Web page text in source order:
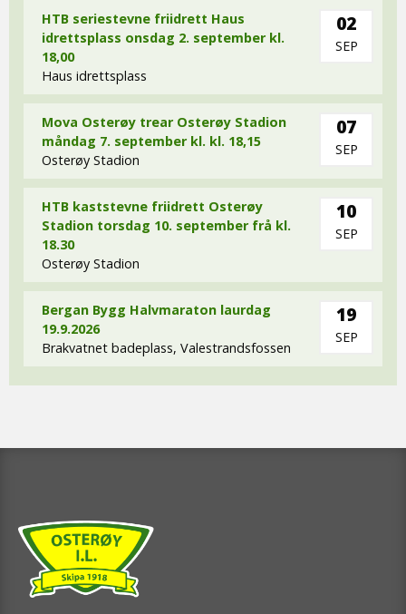
HTB seriestevne friidrett Haus
idrettsplass onsdag 2. september kl.
18,00
Haus idrettsplass
02
SEP
Mova Osterøy trear Osterøy Stadion
måndag 7. september kl. kl. 18,15
Osterøy Stadion
07
SEP
HTB kaststevne friidrett Osterøy
Stadion torsdag 10. september frå kl.
18.30
Osterøy Stadion
10
SEP
Bergan Bygg Halvmaraton laurdag
19.9.2026
Brakvatnet badeplass, Valestrandsfossen
19
SEP